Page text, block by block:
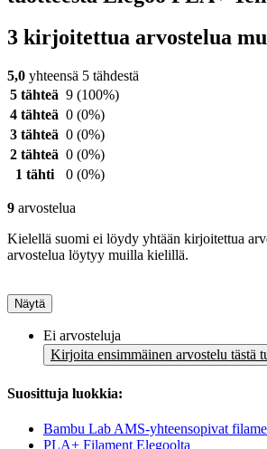
3 kirjoitettua arvostelua
5,0 yhteensä 5 tähdestä
5 tähteä 9 (100%)
4 tähteä 0 (0%)
3 tähteä 0 (0%)
2 tähteä 0 (0%)
1 tähti
0 (0%)
9 arvostelua
Kielellä suomi ei löydy yhtään kirjoitettua
arvostelua löytyy muilla kielillä.
Näytä
Ei arvosteluja
Kirjoita ensimmäinen arvostelu tästä
Suosittuja luokkia:
Bambu Lab AMS-yhteensopivat
PLA+ Filament Elegoolta